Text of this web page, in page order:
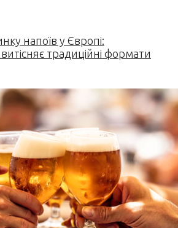
напоїв у Європі:
традиційні формати